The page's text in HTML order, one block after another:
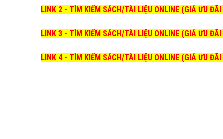
LINK 2 - TÌM KIẾM SÁCH/TÀI LIỆU ONLINE (GIÁ ƯU
LINK 3 - TÌM KIẾM SÁCH/TÀI LIỆU ONLINE (GIÁ ƯU
LINK 4 - TÌM KIẾM SÁCH/TÀI LIỆU ONLINE (GIÁ ƯU